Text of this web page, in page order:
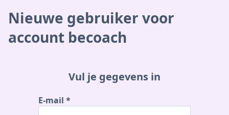
Nieuwe gebruiker voor
account becoach
Vul je gegevens in
E-mail